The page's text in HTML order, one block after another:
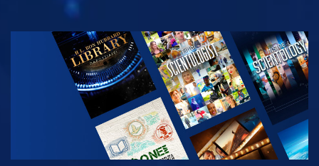
ΠΑΡΑΚΟΛΟΥΘΗΣΤΕ
ΕΞΕΡΕΥΝΗΣΤΕ
ΤΗ ΣΕΙΡΑ